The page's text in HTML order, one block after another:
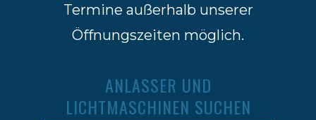
Termine außerhalb unserer
Öffnungszeiten möglich.
ANLASSER UND
LICHTMASCHINEN SUCHEN